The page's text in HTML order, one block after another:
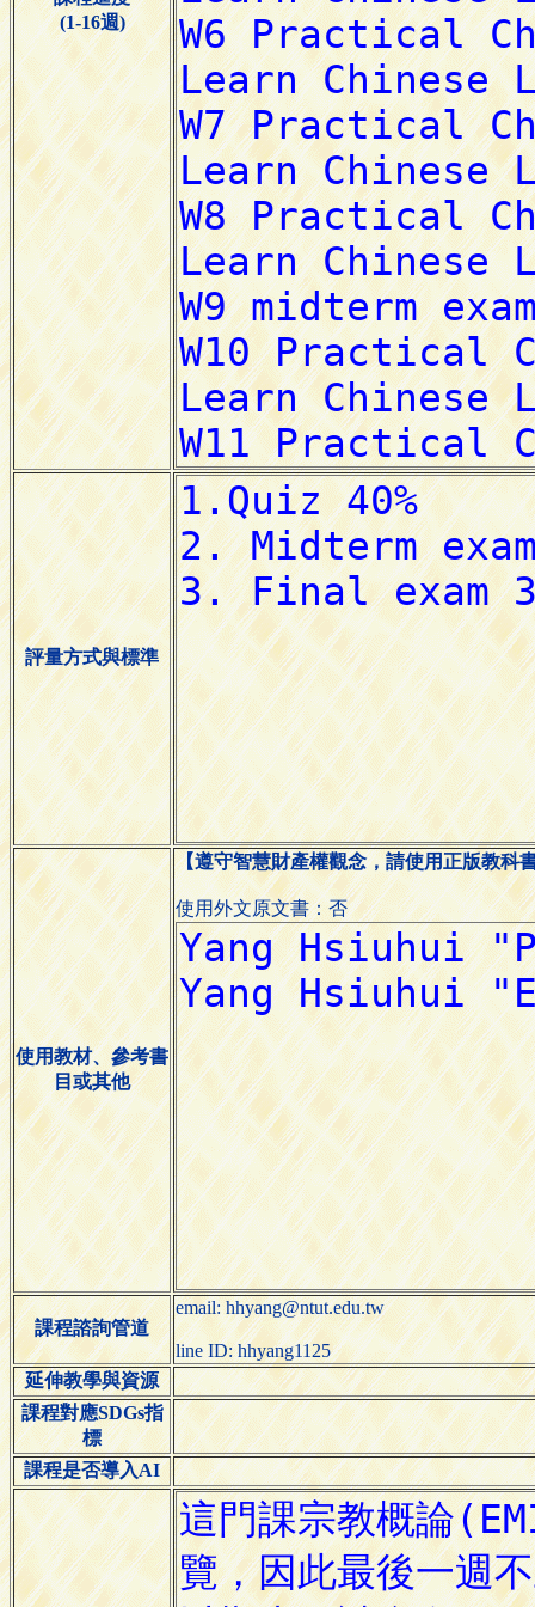
(1-16週)
評量方式與標準
使用教材、參考書
目或其他
【遵守智慧財產權觀念，請使用正版教科
使用外文原文書：否
課程諮詢管道
email: hhyang@ntut.edu.tw
line ID: hhyang1125
延伸教學與資源
課程對應SDGs指
標
課程是否導入AI